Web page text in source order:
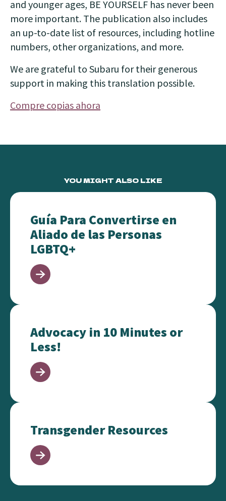
and younger ages, BE YOURSELF has never been
more important. The publication also includes
an up-to-date list of resources, including hotline
numbers, other organizations, and more.
We are grateful to Subaru for their generous
support in making this translation possible.
Compre copias ahora
YOU MIGHT ALSO LIKE
Guía Para Convertirse en Aliado de las Personas
Guía Para Convertirse en
Aliado de las Personas
LGBTQ+
Advocacy in 10 Minutes or Less!
Advocacy in 10 Minutes or
Less!
Transgender Resources
Transgender Resources